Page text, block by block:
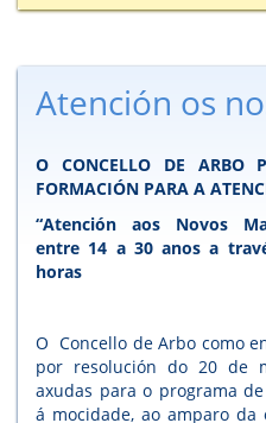
Atención os
O CONCELLO DE ARBO
FORMACIÓN PARA A
“Atención aos Novos
entre 14 a 30 anos a
horas
O Concello de Arbo como
por resolución do 20 de
axudas para o programa
á mocidade, ao amparo